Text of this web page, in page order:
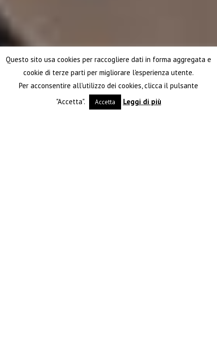
Questo sito usa cookies per raccogliere dati in forma aggregata e
cookie di terze parti per migliorare l'esperienza utente.
Per acconsentire all'utilizzo dei cookies, clicca il pulsante
"Accetta".
Accetta Leggi di più